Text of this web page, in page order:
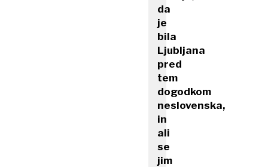
da
je
bila
Ljubljana
pred
tem
dogodkom
neslovenska,
in
ali
se
jim